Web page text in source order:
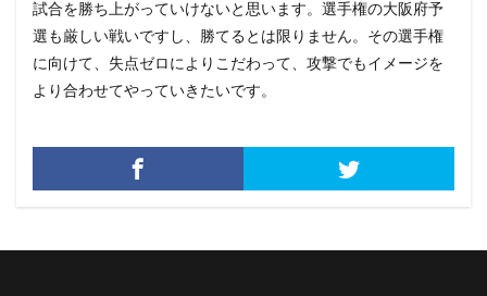
試合を勝ち上がっていけないと思います。選手権の大阪府予
選も厳しい戦いですし、勝てるとは限りません。その選手権
に向けて、失点ゼロによりこだわって、攻撃でもイメージを
より合わせてやっていきたいです。